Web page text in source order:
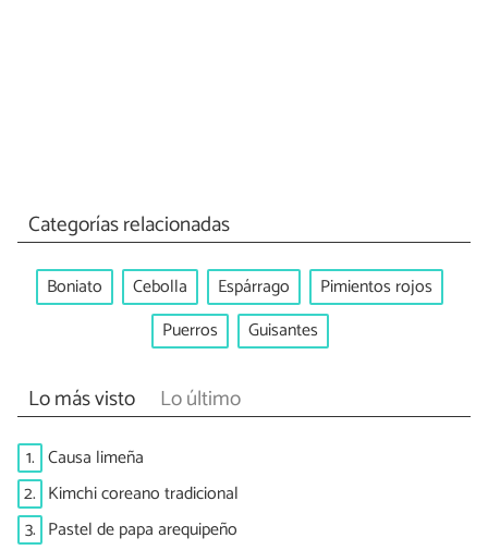
Categorías relacionadas
Boniato Cebolla Espárrago
Pimientos rojos
Puerros
Guisantes
Lo más visto Lo último
1. Causa limeña
2. Kimchi coreano tradicional
3. Pastel de papa arequipeño